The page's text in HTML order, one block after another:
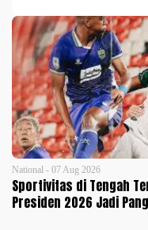
National - 07 Aug 2026
Sportivitas di Tengah
Presiden 2026 Jadi